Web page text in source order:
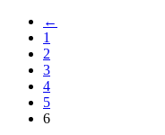
←
1
2
3
4
5
6